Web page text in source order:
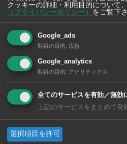
タイ政府が推進する経済特
廊）」では、自動車や先端
ている。
この流れを受けNXは2025年
あるラヨーン県に新拠点を設
グループの広大なネットワー
産業へ最適な物流サービスを
田辺社長が「顧客と競合を
クッキーの詳細・利用目的について
（プライバシーポリシー）
をご覧下さ
Google_ads
取得の目的: 広告
Google_analytics
取得の目的: アナリティクス
全てのサービスを有効／無効
上記のサービスをまとめて有
選択項目を許可